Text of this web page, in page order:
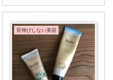
背伸びしない美容